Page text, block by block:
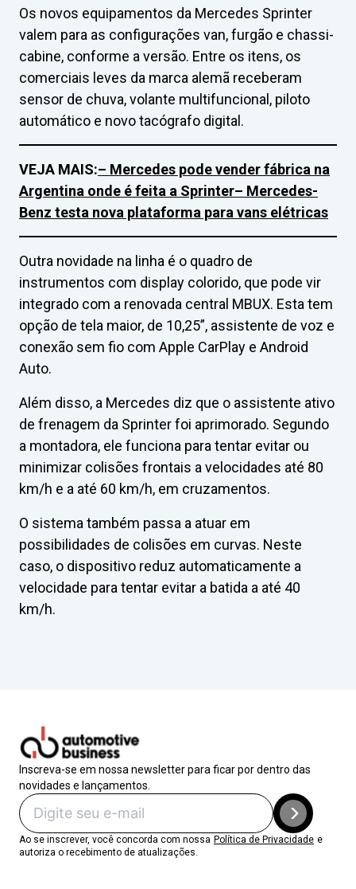
Os novos equipamentos da Mercedes Sprinter
valem para as configurações van, furgão e chassi-
cabine, conforme a versão. Entre os itens, os
comerciais leves da marca alemã receberam
sensor de chuva, volante multifuncional, piloto
automático e novo tacógrafo digital.
VEJA MAIS:– Mercedes pode vender fábrica na
Argentina onde é feita a Sprinter– Mercedes-
Benz testa nova plataforma para vans elétricas
Outra novidade na linha é o quadro de
instrumentos com display colorido, que pode vir
integrado com a renovada central MBUX. Esta tem
opção de tela maior, de 10,25”, assistente de voz e
conexão sem fio com Apple CarPlay e Android
Auto.
Além disso, a Mercedes diz que o assistente ativo
de frenagem da Sprinter foi aprimorado. Segundo
a montadora, ele funciona para tentar evitar ou
minimizar colisões frontais a velocidades até 80
km/h e a até 60 km/h, em cruzamentos.
O sistema também passa a atuar em
possibilidades de colisões em curvas. Neste
caso, o dispositivo reduz automaticamente a
velocidade para tentar evitar a batida a até 40
km/h.
Inscreva-se em nossa newsletter para ficar por dentro das
novidades e lançamentos.
Ao se inscrever, você concorda com nossa Política de Privacidade e
autoriza o recebimento de atualizações.